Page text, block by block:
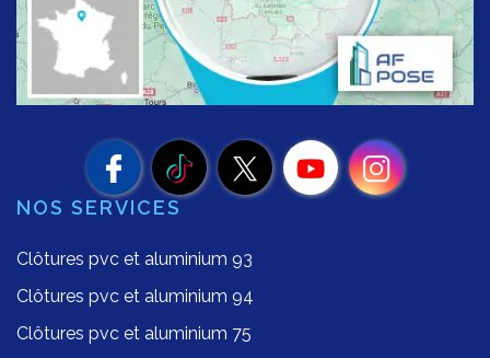
NOS SERVICES
Clôtures pvc et aluminium 93
Clôtures pvc et aluminium 94
Clôtures pvc et aluminium 75